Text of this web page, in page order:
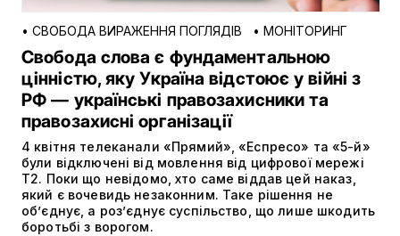
• СВОБОДА ВИРАЖЕННЯ ПОГЛЯДІВ • МОНІТОРИНГ
Свобода слова є фундаментальною
цінністю, яку Україна відстоює у війні з
РФ — українські правозахисники та
правозахисні організації
4 квітня телеканали «Прямий», «Еспресо» та «5-й»
були відключені від мовлення від цифрової мережі
Т2. Поки що невідомо, хто саме віддав цей наказ,
який є вочевидь незаконним. Таке рішення не
об’єднує, а роз’єднує суспільство, що лише шкодить
боротьбі з ворогом.